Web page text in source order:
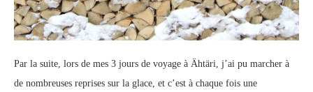
Par la suite, lors de mes 3 jours de voyage à Ähtäri, j’ai pu marcher à
de nombreuses reprises sur la glace, et c’est à chaque fois une